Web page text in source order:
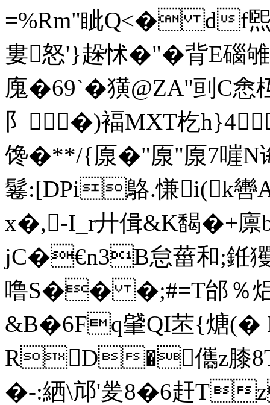
=%Rm"眦Q<� df煕
婁怒'}趓怵�"�背E碯
廆�69`�獚@ZA"刯C
阝�)褔MXT杚
馋�**/{厡�"厡"厡
鬈:[DPi鴼.慊i(k轡
x�,-I_r廾偮&K馤�+
jC�€n3B怠葘和;銋玃
噜S�� �;#=T邰 ％焒
&B�6Fq肈QI苤{煻(�
RD�儶z膝8T
�-:絤\邟'夎8�6赶Tz